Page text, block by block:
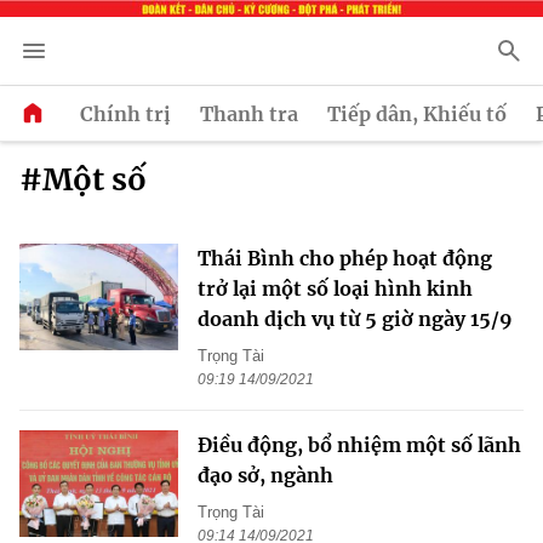
Chính trị Thanh tra Tiếp dân, Khiếu tố
#Một số
Thái Bình cho phép hoạt động
trở lại một số loại hình kinh
doanh dịch vụ từ 5 giờ ngày 15/9
Trọng Tài
09:19 14/09/2021
Điều động, bổ nhiệm một số lãnh
đạo sở, ngành
Trọng Tài
09:14 14/09/2021